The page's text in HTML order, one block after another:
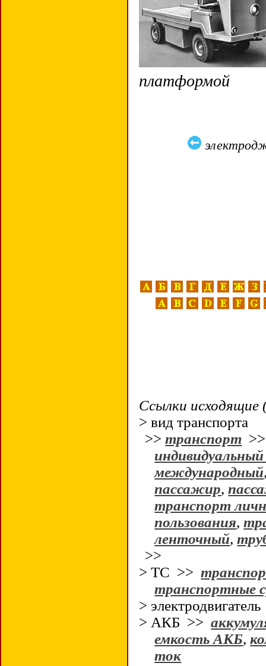
платформой
Ссылки исходящие
> вид транспорта
>>транспорт
международный
пассажир,
транспорт
пользования,
ленточный,
>>
> ТС >>
транспортные
>
> АКБ >>
емкость АКБ,
ток